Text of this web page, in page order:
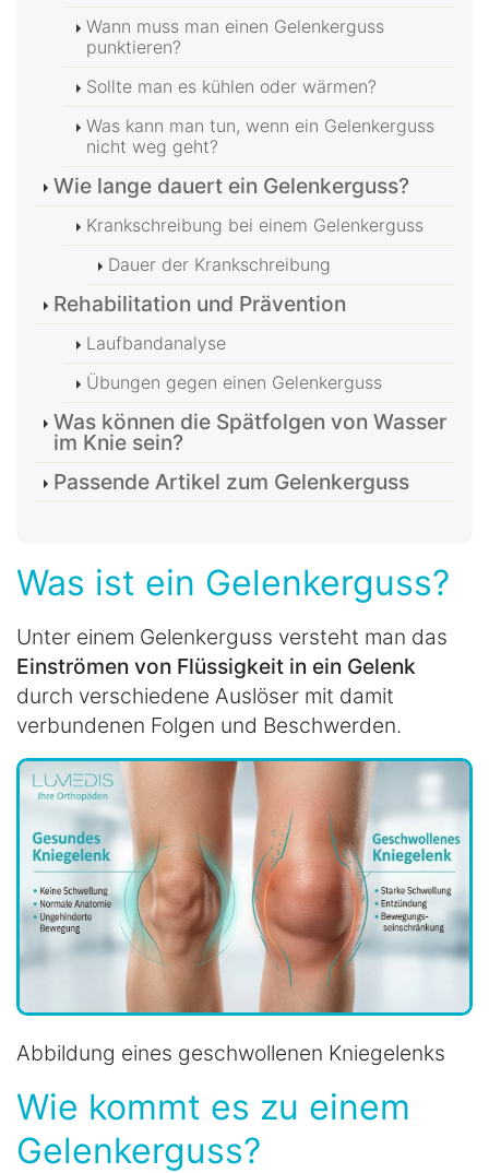
Wann muss man einen Gelenkerguss
punktieren?
Sollte man es kühlen oder wärmen?
Was kann man tun, wenn ein Gelenkerguss
nicht weg geht?
Wie lange dauert ein Gelenkerguss?
Krankschreibung bei einem Gelenkerguss
Dauer der Krankschreibung
Rehabilitation und Prävention
Laufbandanalyse
Übungen gegen einen Gelenkerguss
Was können die Spätfolgen von Wasser
im Knie sein?
Passende Artikel zum Gelenkerguss
Was ist ein Gelenkerguss?
Unter einem Gelenkerguss versteht man das
Einströmen von Flüssigkeit in ein Gelenk
durch verschiedene Auslöser mit damit
verbundenen Folgen und Beschwerden.
Abbildung eines geschwollenen Kniegelenks
Wie kommt es zu einem
Gelenkerguss?